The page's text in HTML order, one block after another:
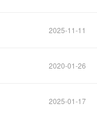
2025-11-11
2020-01-26
2025-01-17